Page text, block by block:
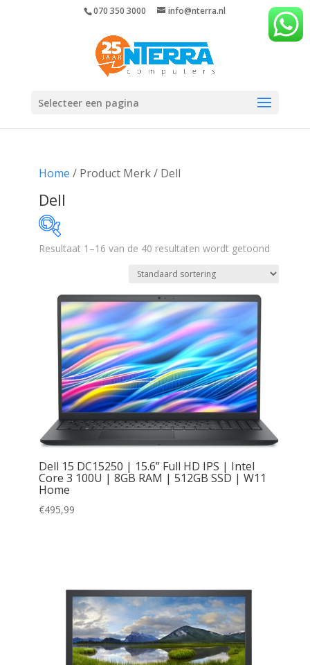
070 350 3000 info@nterra.nl
Selecteer een pagina
Home / Product Merk / Dell
Dell
84 534 985 1 435 1 885
Resultaat 1–16 van de 40 resultaten wordt getoond
Dell 15 DC15250 | 15.6” Full HD IPS | Intel
Core 3 100U | 8GB RAM | 512GB SSD | W11
Home
€495,99